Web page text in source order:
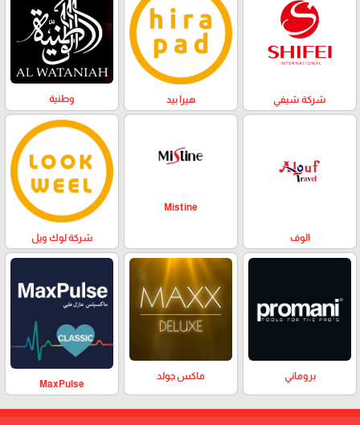
شركة شيفي هيرا بيد وطنية
الوف
Mistine
شركة لوك ويل
بروماني ماكس جولد
MaxPulse